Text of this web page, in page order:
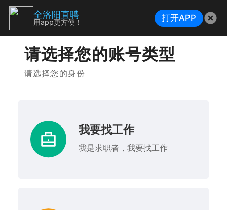
请选择您的账号类型
请选择您的身份
我要找工作
我是求职者，我要找工作
全洛阳直聘
用app更方便！ 打开APP